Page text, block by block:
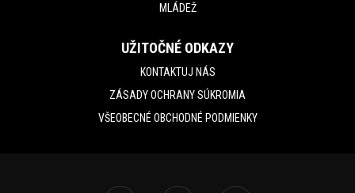
MLÁDEŽ
UŽITOČNÉ ODKAZY
KONTAKTUJ NÁS
ZÁSADY OCHRANY SÚKROMIA
VŠEOBECNÉ OBCHODNÉ PODMIENKY